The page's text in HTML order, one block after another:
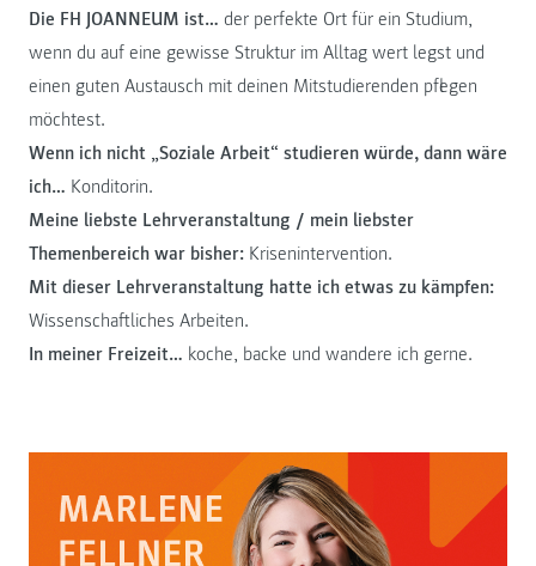
Die FH JOANNEUM ist… der perfekte Ort für ein Studium,
wenn du auf eine gewisse Struktur im Alltag wert legst und
einen guten Austausch mit deinen Mitstudierenden pflegen
möchtest.
Wenn ich nicht „Soziale Arbeit“ studieren würde, dann wäre
ich… Konditorin.
Meine liebste Lehrveranstaltung / mein liebster
Themenbereich war bisher: Krisenintervention.
Mit dieser Lehrveranstaltung hatte ich etwas zu kämpfen:
Wissenschaftliches Arbeiten.
In meiner Freizeit… koche, backe und wandere ich gerne.